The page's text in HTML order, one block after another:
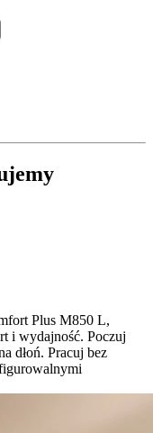
Plus M850 L,
i wydajność. Poczuj
dłoń. Pracuj bez